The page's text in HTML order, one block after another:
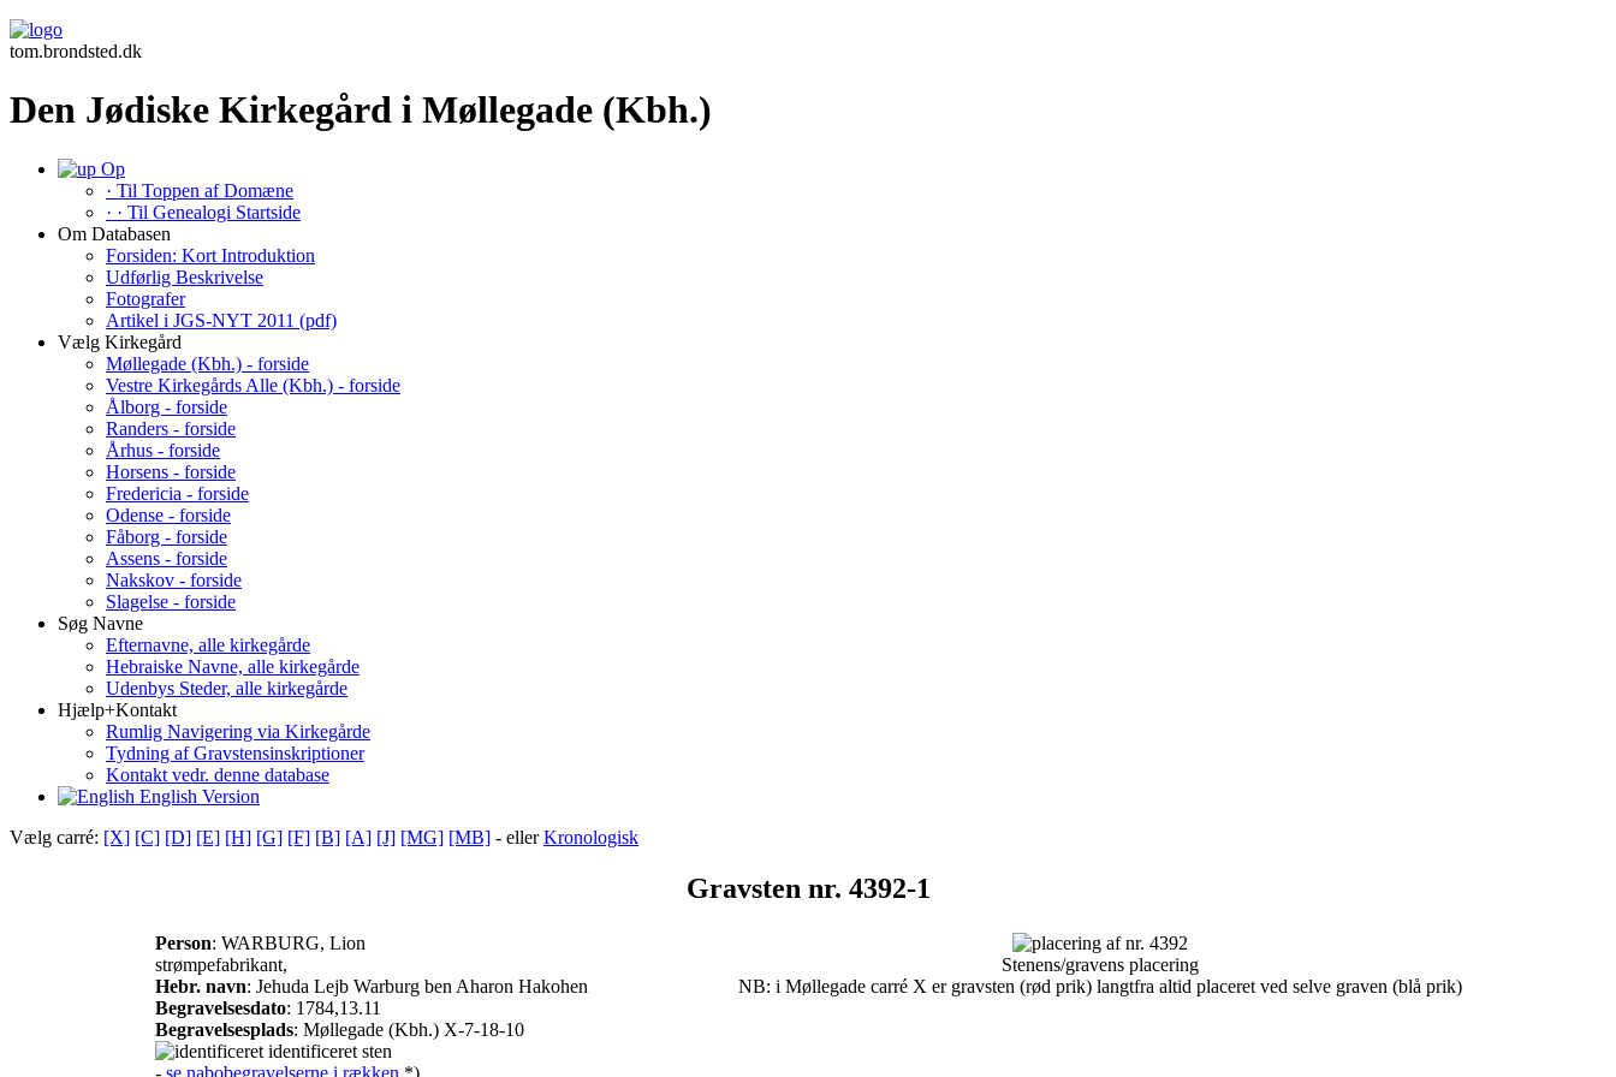
tom.brondsted.dk
Den Jødiske Kirkegård i Møllegade (Kbh.)
Op
· Til Toppen af Domæne
· · Til Genealogi Startside
Om Databasen
Forsiden: Kort Introduktion
Udførlig Beskrivelse
Fotografer
Artikel i JGS-NYT 2011 (pdf)
Vælg Kirkegård
Møllegade (Kbh.) - forside
Vestre Kirkegårds Alle (Kbh.) - forside
Ålborg - forside
Randers - forside
Århus - forside
Horsens - forside
Fredericia - forside
Odense - forside
Fåborg - forside
Assens - forside
Nakskov - forside
Slagelse - forside
Søg Navne
Efternavne, alle kirkegårde
Hebraiske Navne, alle kirkegårde
Udenbys Steder, alle kirkegårde
Hjælp+Kontakt
Rumlig Navigering via Kirkegårde
Tydning af Gravstensinskriptioner
Kontakt vedr. denne database
English Version
Vælg carré: [X] [C] [D] [E] [H] [G] [F] [B] [A] [J] [MG] [MB] - ellerKronologisk
Gravsten nr. 4392-1
Person: WARBURG, Lion
strømpefabrikant,
Hebr. navn: Jehuda Lejb Warburg ben Aharon Hakohen
Begravelsesdato: 1784,13.11
Begravelsesplads: Møllegade (Kbh.) X-7-18-10
identificeret sten
- se nabobegravelserne i rækken *)
Stenens/gravens placering
NB: i Møllegade carré X er gravsten (rød prik) langtfra altid placeret ved selve graven (blå prik)